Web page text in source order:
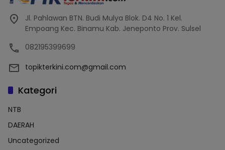
Jl. Pahlawan BTN. Budi Mulya Blok. D4 No. 1 Kel.
Empoang Kec. Binamu Kab. Jeneponto Prov. Sulsel
082195399699
topikterkini.com@gmail.com
Kategori
NTB
DAERAH
Uncategorized